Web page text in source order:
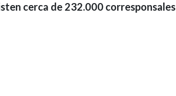
cerca de 232.000 corresponsales